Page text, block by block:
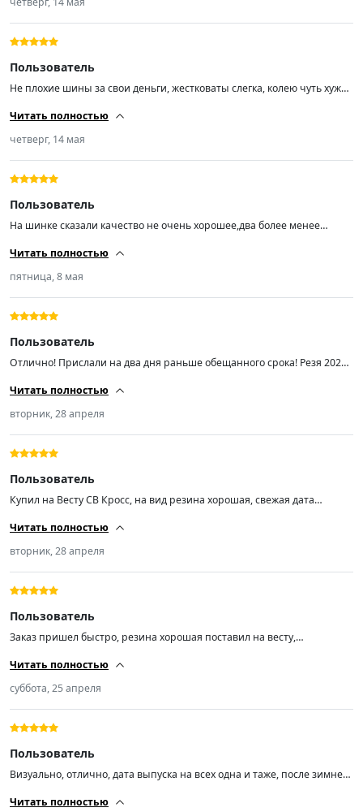
Пользователь
Не плохие шины за свои деньги, жестковаты слегка, колею чуть хуже
не ездил но не большие лужи без аквапланирования
Читать полностью
четверг, 14 мая
Пользователь
На шинке сказали качество не очень хорошее,два более менее
что хорошо,в любом случае лучше наших
Читать полностью
пятница, 8 мая
Пользователь
Отлично! Прислали на два дня раньше обещанного срока! Резя 2026
рекомендую продавца! Спасибо!!!
Читать полностью
вторник, 28 апреля
Пользователь
Купил на Весту СВ Кросс, на вид резина хорошая, свежая дата
Читать полностью
вторник, 28 апреля
Пользователь
Заказ пришел быстро, резина хорошая поставил на весту,
Читать полностью
суббота, 25 апреля
Пользователь
Визуально, отлично, дата выпуска на всех одна и таже, после зимней
Читать полностью